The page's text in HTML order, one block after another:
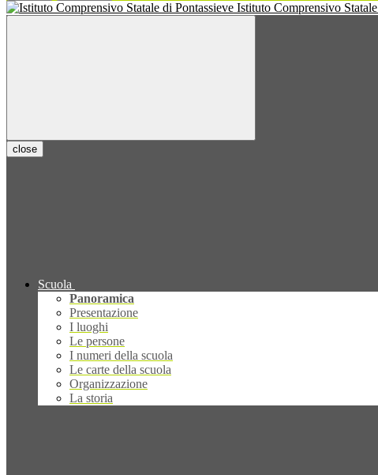
Istituto Comprensivo Statale
close
Scuola
Panoramica
Presentazione
I luoghi
Le persone
I numeri della scuola
Le carte della scuola
Organizzazione
La storia